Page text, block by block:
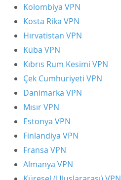
Kolombiya VPN
Kosta Rika VPN
Hırvatistan VPN
Küba VPN
Kıbrıs Rum Kesimi VPN
Çek Cumhuriyeti VPN
Danimarka VPN
Mısır VPN
Estonya VPN
Finlandiya VPN
Fransa VPN
Almanya VPN